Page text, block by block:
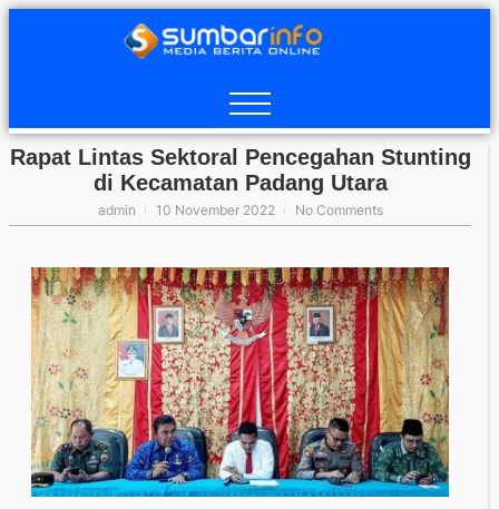
Rapat Lintas Sektoral Pencegahan Stunting
di Kecamatan Padang Utara
admin 10 November 2022 No Comments